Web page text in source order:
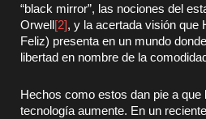
“black mirror”, las nociones del
Orwell[2], y la acertada visión que
Feliz) presenta en un mundo
libertad en nombre de la
Hechos como estos dan pie a
tecnología aumente. En un